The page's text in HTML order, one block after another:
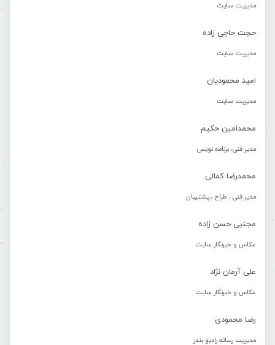
مدیریت سایت
حجت حاجی زاده
مدیریت سایت
امید محمودیان
مدیریت سایت
محمدامین حکیم
مدیر فنی، برنامه نویس
محمدرضا کمالی
مدیر فنی ، طراح ، پشتیبان
مجتبی حسن زاده
عکاس و خبرنگار سایت
علی آرمان نژاد
عکاس و خبرنگار سایت
رضا محمودی
مدیریت رسانه رادیو بندر